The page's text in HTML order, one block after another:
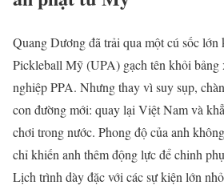
Quang Dương đã trải qua một cú sốc
Pickleball Mỹ (UPA) gạch tên khỏi bảng
nghiệp PPA. Nhưng thay vì suy sụp,
con đường mới: quay lại Việt Nam và
chơi trong nước. Phong độ của anh
chỉ khiến anh thêm động lực để chinh
Lịch trình dày đặc với các sự kiện lớn